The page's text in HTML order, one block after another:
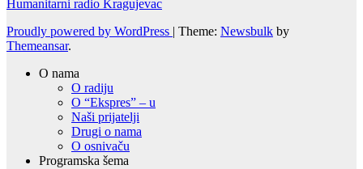
Humanitarni radio Kragujevac
Proudly powered by WordPress | Theme: Newsbulk by
Themeansar.
O nama
O radiju
O “Ekspres” – u
Naši prijatelji
Drugi o nama
O osnivaču
Programska šema